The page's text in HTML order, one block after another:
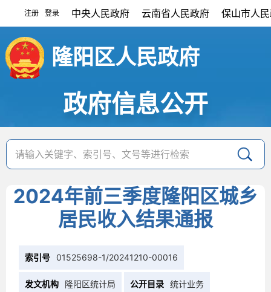
注册 登录 中央人民政府 云南省人民政府 保山市人
隆阳区人民政府
政府信息公开
2024年前三季度隆阳区城乡
居民收入结果通报
索引号 01525698-1/20241210-00016
发文机构 隆阳区统计局 公开目录 统计业务